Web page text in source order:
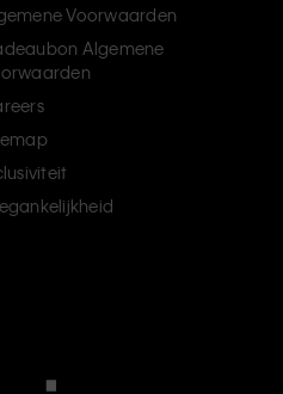
Voorwaarden
Algemene